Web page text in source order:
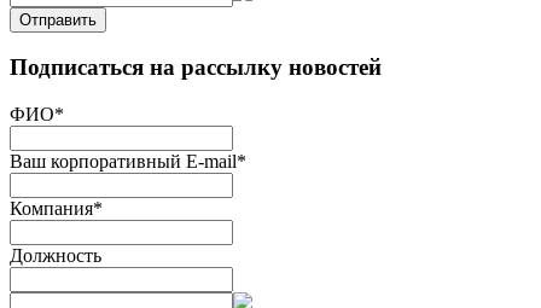
Отправить
Подписаться на рассылку новостей
ФИО*
Ваш корпоративный E-mail*
Компания*
Должность